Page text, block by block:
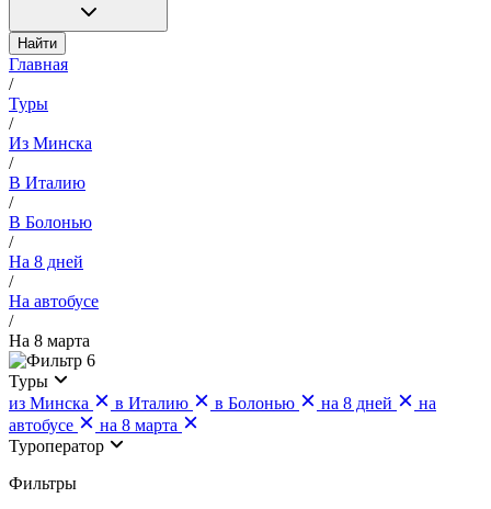
Найти
Главная
/
Туры
/
Из Минска
/
В Италию
/
В Болонью
/
На 8 дней
/
На автобусе
/
На 8 марта
6
Туры
из Минска
в Италию в Болонью на 8 дней
на
автобусе
на 8 марта
Туроператор
Фильтры